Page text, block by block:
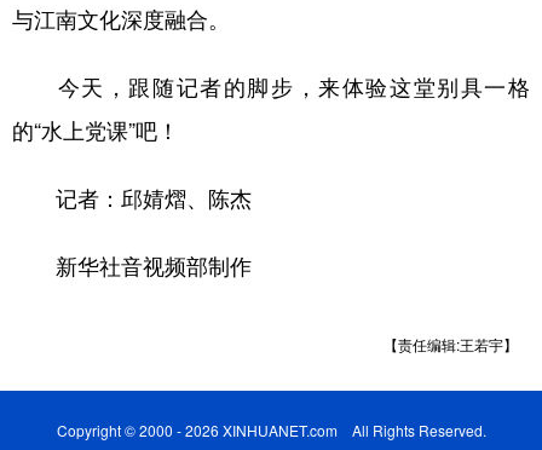
与江南文化深度融合。
今天，跟随记者的脚步，来体验这堂别具一格
的“水上党课”吧！
记者：邱婧熠、陈杰
新华社音视频部制作
【责任编辑:王若宇】
Copyright © 2000 - 2026 XINHUANET.com All Rights Reserved.